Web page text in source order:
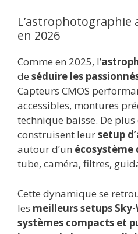
L’astrophotographie
en 2026
Comme en 2025, l’
de séduire les
Capteurs CMOS
accessibles, montures
technique baisse. De
construisent leursetup
autour d’un écosystème
tube, caméra, filtres,
Cette dynamique se
les meilleurs setups
systèmes compacts et